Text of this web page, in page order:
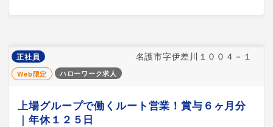
正社員 名護市字伊差川１００４－１
Web限定 ハローワーク求人
上場グループで働くルート営業！賞与６ヶ月分
｜年休１２５日